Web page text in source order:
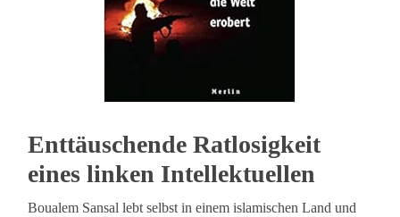
Enttäuschende Ratlosigkeit
eines linken Intellektuellen
Boualem Sansal lebt selbst in einem islamischen Land und